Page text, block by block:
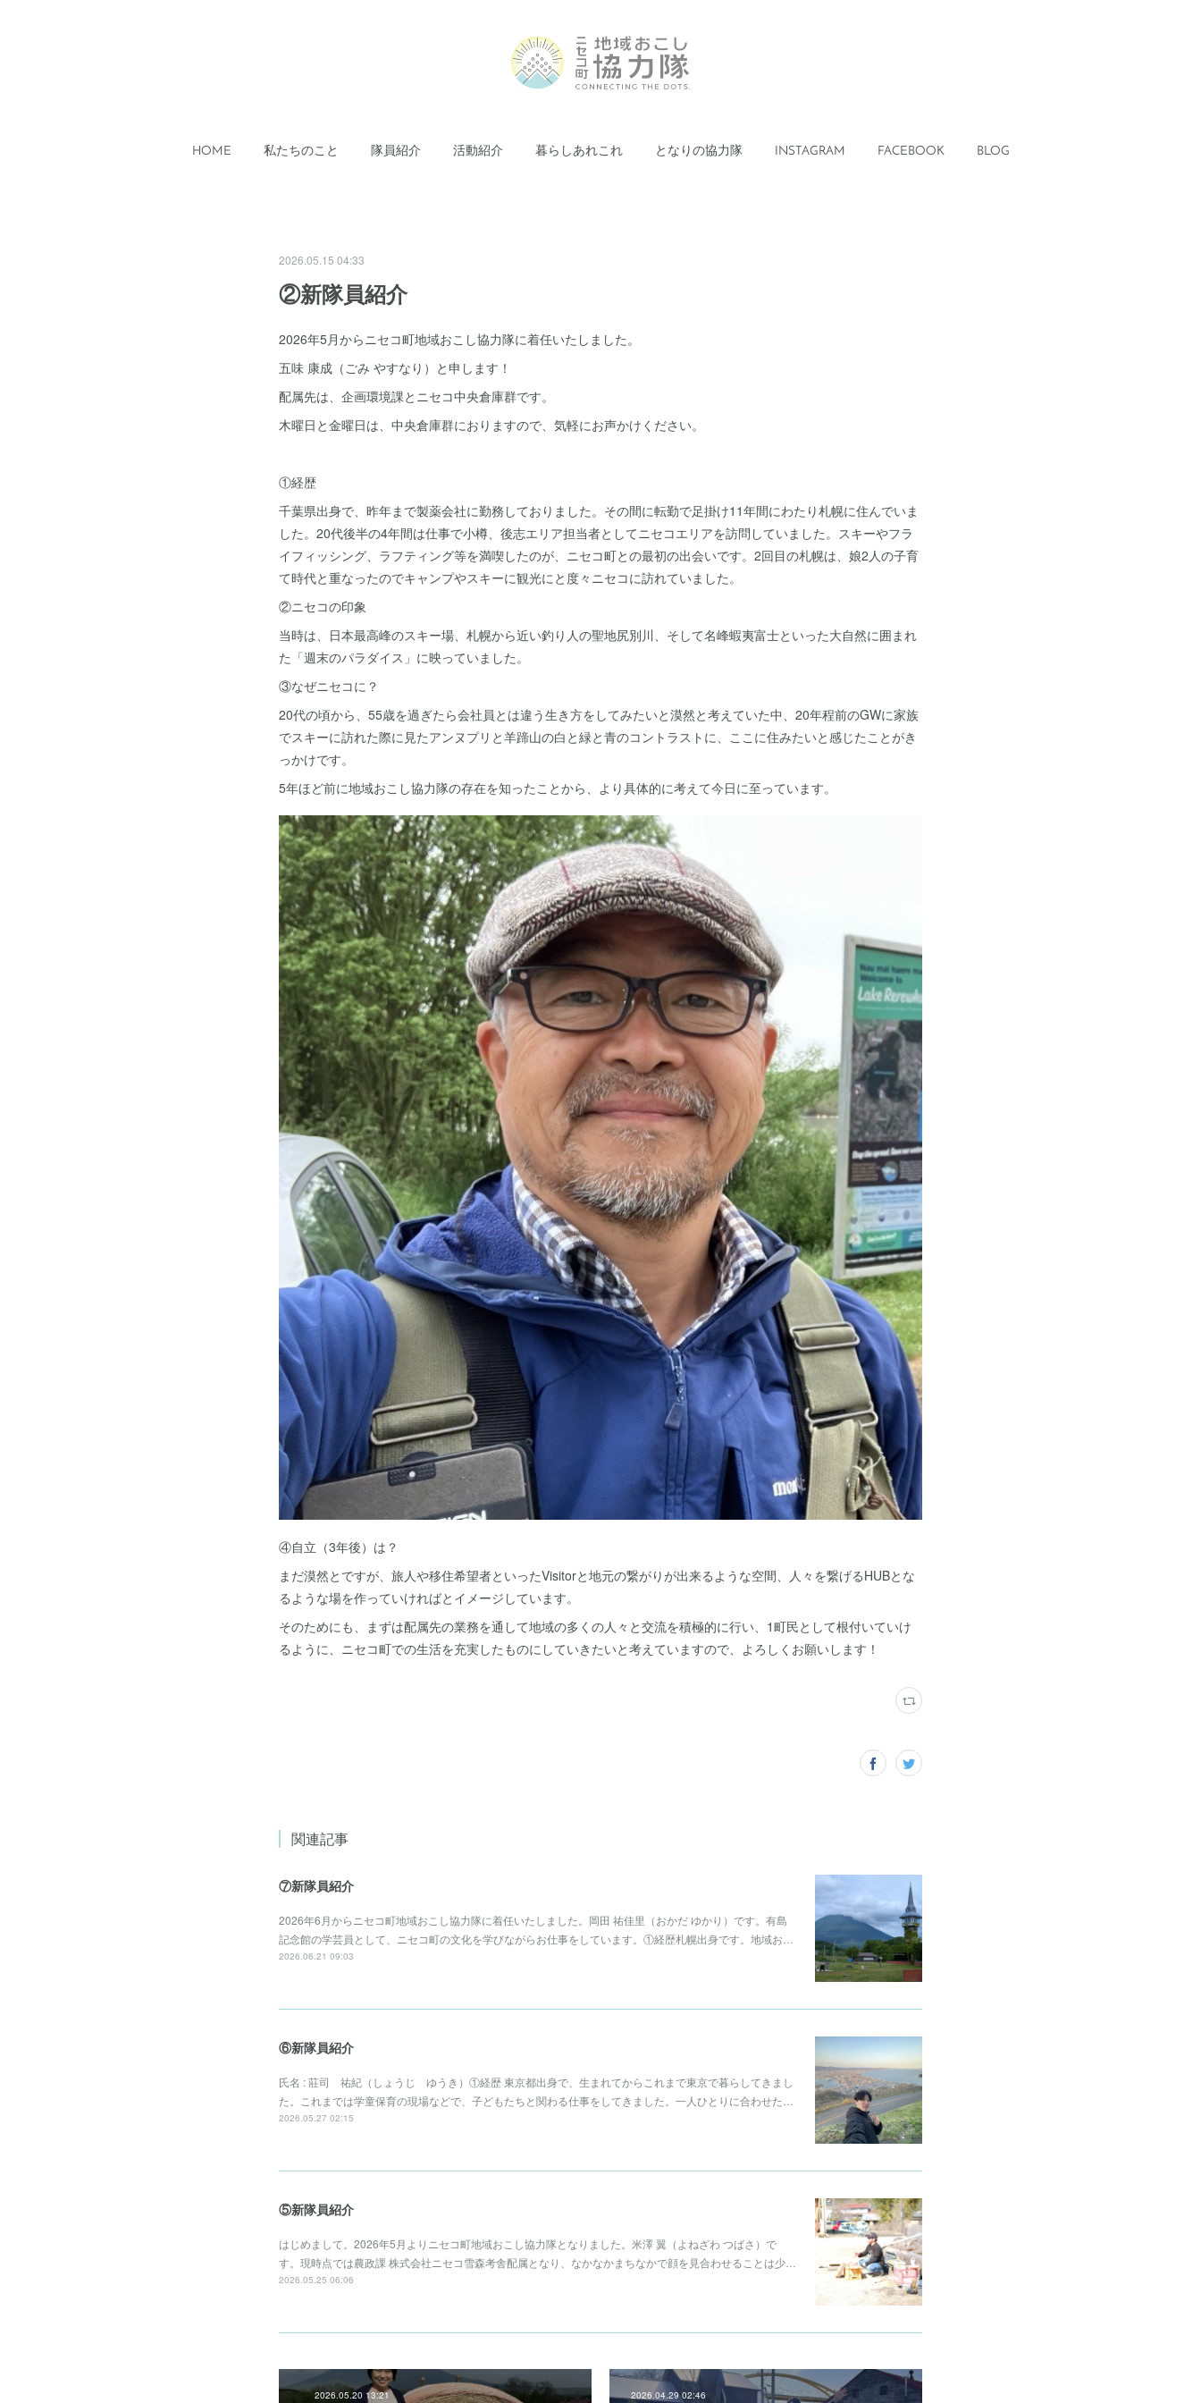
HOME 私たちのこと 隊員紹介 活動紹介 暮らしあれこれ となりの協力隊 INSTAGRAM FACEBOOK BLOG
2026.05.15 04:33
②新隊員紹介
2026年5月からニセコ町地域おこし協力隊に着任いたしました。
五味 康成（ごみ やすなり）と申します！
配属先は、企画環境課とニセコ中央倉庫群です。
木曜日と金曜日は、中央倉庫群におりますので、気軽にお声かけください。
①経歴
千葉県出身で、昨年まで製薬会社に勤務しておりました。その間に転勤で足掛け11年間にわたり札幌に住んでいま
した。20代後半の4年間は仕事で小樽、後志エリア担当者としてニセコエリアを訪問していました。スキーやフラ
イフィッシング、ラフティング等を満喫したのが、ニセコ町との最初の出会いです。2回目の札幌は、娘2人の子育
て時代と重なったのでキャンプやスキーに観光にと度々ニセコに訪れていました。
②ニセコの印象
当時は、日本最高峰のスキー場、札幌から近い釣り人の聖地尻別川、そして名峰蝦夷富士といった大自然に囲まれ
た「週末のパラダイス」に映っていました。
③なぜニセコに？
20代の頃から、55歳を過ぎたら会社員とは違う生き方をしてみたいと漠然と考えていた中、20年程前のGWに家族
でスキーに訪れた際に見たアンヌプリと羊蹄山の白と緑と青のコントラストに、ここに住みたいと感じたことがき
っかけです。
5年ほど前に地域おこし協力隊の存在を知ったことから、より具体的に考えて今日に至っています。
④自立（3年後）は？
まだ漠然とですが、旅人や移住希望者といったVisitorと地元の繋がりが出来るような空間、人々を繋げるHUBとな
るような場を作っていければとイメージしています。
そのためにも、まずは配属先の業務を通して地域の多くの人々と交流を積極的に行い、1町民として根付いていけ
るように、ニセコ町での生活を充実したものにしていきたいと考えていますので、よろしくお願いします！
関連記事
⑦新隊員紹介
2026年6月からニセコ町地域おこし協力隊に着任いたしました。岡田 祐佳里（おかだ ゆかり）です。有島
記念館の学芸員として、ニセコ町の文化を学びながらお仕事をしています。①経歴札幌出身です。地域お…
2026.06.21 09:03
⑥新隊員紹介
氏名 : 莊司 祐紀（しょうじ ゆうき）①経歴 東京都出身で、生まれてからこれまで東京で暮らしてきまし
た。これまでは学童保育の現場などで、子どもたちと関わる仕事をしてきました。一人ひとりに合わせた…
2026.05.27 02:15
⑤新隊員紹介
はじめまして。2026年5月よりニセコ町地域おこし協力隊となりました。米澤 翼（よねざわ つばさ）で
す。現時点では農政課 株式会社ニセコ雪森考舎配属となり、なかなかまちなかで顔を見合わせることは少…
2026.05.25 06:06
2026.05.20 13:21 2026.04.29 02:46